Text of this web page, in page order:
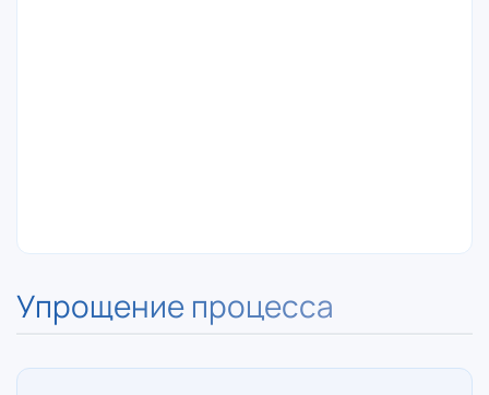
Упрощение процесса